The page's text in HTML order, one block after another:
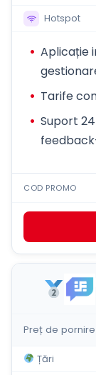
Hotspot
Aplicație
Tarife
Suport
COD PROMO
Preț de pornire
Țări